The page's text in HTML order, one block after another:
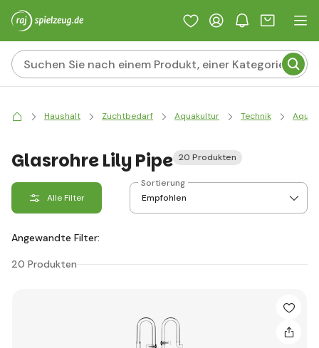
Haushalt Zuchtbedarf Aquakultur Technik
Glasrohre Lily Pipe 20 Produkten
Alle Filter
Sortierung
Angewandte Filter:
20 Produkten